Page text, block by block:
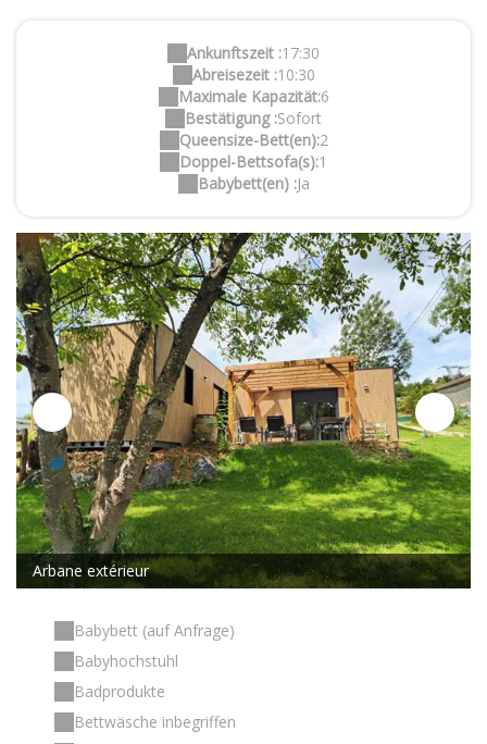
Ankunftszeit :17:30
Abreisezeit :10:30
Maximale Kapazität:6
Bestätigung :Sofort
Queensize-Bett(en):2
Doppel-Bettsofa(s):1
Babybett(en) :Ja
Arbane extérieur
Babybett (auf Anfrage)
Babyhochstuhl
Badprodukte
Bettwäsche inbegriffen